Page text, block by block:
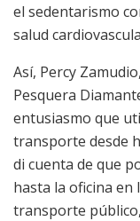
el sedentarismo
salud
Así, Percy
Pesquera
entusiasmo que
transporte desde
di cuenta de que
hasta la oficina en
transporte